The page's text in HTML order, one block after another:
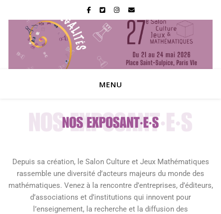
MENU
Depuis sa création, le Salon Culture et Jeux Mathématiques
rassemble une diversité d’acteurs majeurs du monde des
mathématiques. Venez à la rencontre d’entreprises, d’éditeurs,
d’associations et d’institutions qui innovent pour
l’enseignement, la recherche et la diffusion des